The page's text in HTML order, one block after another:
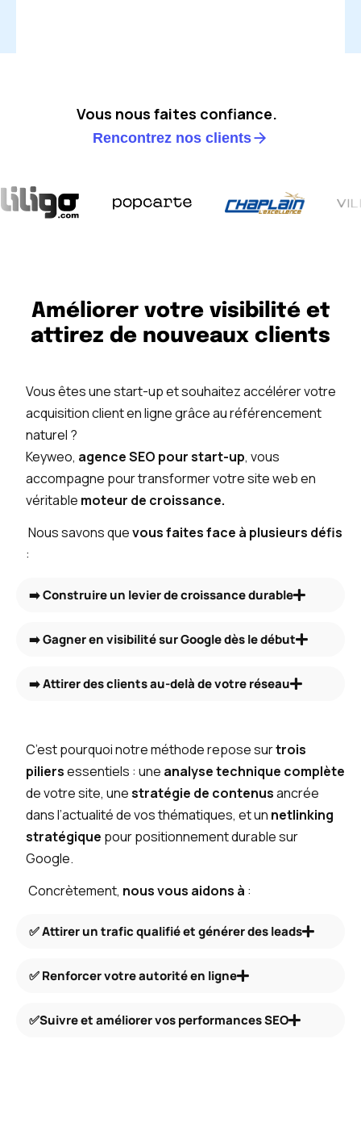
Vous nous faites confiance.
Rencontrez nos clients
Améliorer votre visibilité et
attirez de nouveaux clients
Vous êtes une start-up et souhaitez accélérer votre
acquisition client en ligne grâce au référencement
naturel ?
Keyweo, agence SEO pour start-up, vous
accompagne pour transformer votre site web en
véritable moteur de croissance.
Nous savons quevous faites face à plusieurs défis
:
➡️ Construire un levier de croissance durable
➡️ Gagner en visibilité sur Google dès le début
➡️ Attirer des clients au-delà de votre réseau
C’est pourquoi notre méthode repose surtrois
piliersessentiels : une analyse technique complète
de votre site, unestratégie de contenusancrée
dans l’actualité de vos thématiques, et un netlinking
stratégique pour positionnement durable sur
Google.
Concrètement, nous vous aidons à :
​✅​ Attirer un trafic qualifié et générer des leads
✅ Renforcer votre autorité en ligne
✅Suivre et améliorer vos performances SEO